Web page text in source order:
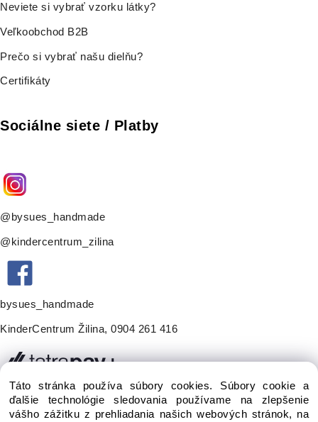
Neviete si vybrať vzorku látky?
Veľkoobchod B2B
Prečo si vybrať našu dielňu?
Certifikáty
Sociálne siete / Platby
@bysues_handmade
@kindercentrum_zilina
bysues_handmade
KinderCentrum Žilina, 0904 261 416
Táto stránka používa súbory cookies. Súbory cookie a
ďalšie technológie sledovania používame na zlepšenie
vášho zážitku z prehliadania našich webových stránok, na